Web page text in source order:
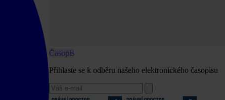
Časopis
Přihlaste se k odběru našeho elektronického časopisu